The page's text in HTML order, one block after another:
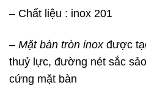
– Chất liệu : inox 201
– Mặt bàn tròn inoxđược
thuỷ lực, đường nét sắc
cứng mặt bàn